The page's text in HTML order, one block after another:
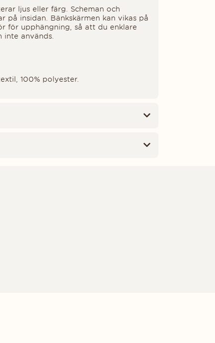
ljus eller färg. Scheman och
på insidan. Bänkskärmen kan vikas på
för upphängning, så att du enklare
inte används.
100% polyester.